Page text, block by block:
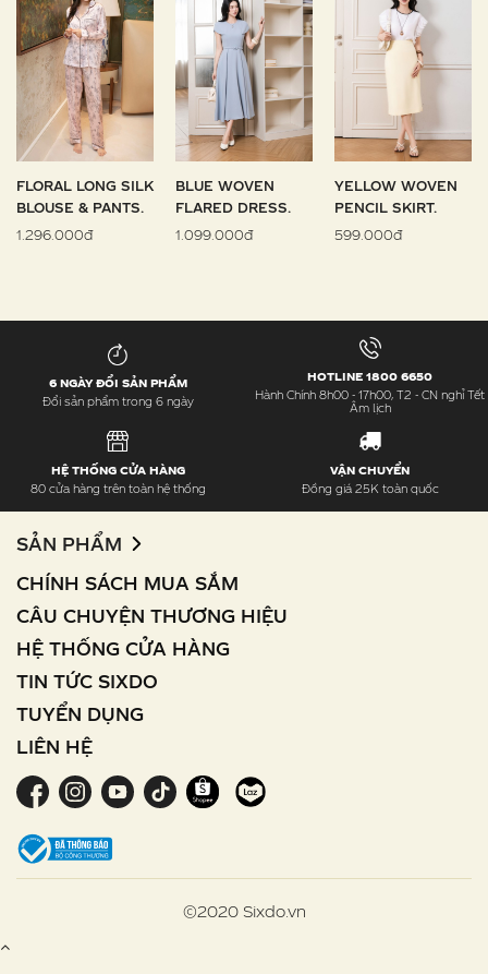
FLORAL LONG SILK
BLOUSE & PANTS.
1.296.000đ
BLUE WOVEN
FLARED DRESS.
1.099.000đ
YELLOW WOVEN
PENCIL SKIRT.
599.000đ
6 NGÀY ĐỔI SẢN PHẨM
Đổi sản phẩm trong 6 ngày
HOTLINE 1800 6650
Hành Chính 8h00 - 17h00, T2 - CN nghỉ Tết
Âm lịch
HỆ THỐNG CỬA HÀNG
80 cửa hàng trên toàn hệ thống
VẬN CHUYỂN
Đồng giá 25K toàn quốc
SẢN PHẨM
CHÍNH SÁCH MUA SẮM
CÂU CHUYỆN THƯƠNG HIỆU
HỆ THỐNG CỬA HÀNG
TIN TỨC SIXDO
TUYỂN DỤNG
LIÊN HỆ
©2020 Sixdo.vn